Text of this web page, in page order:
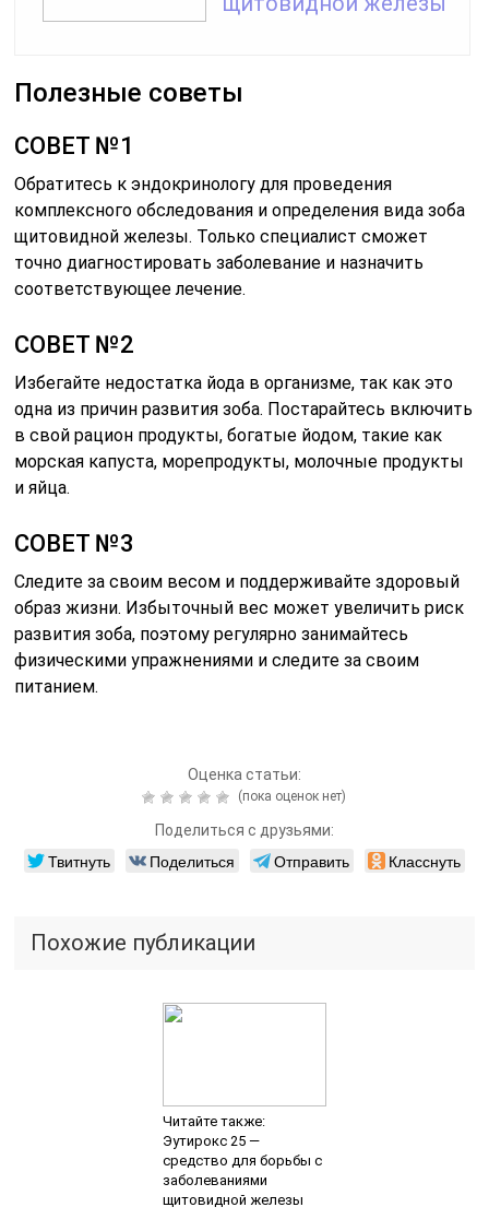
Полезные советы
СОВЕТ №1
Обратитесь к эндокринологу для проведения
комплексного обследования и определения вида зоба
щитовидной железы. Только специалист сможет
точно диагностировать заболевание и назначить
соответствующее лечение.
СОВЕТ №2
Избегайте недостатка йода в организме, так как это
одна из причин развития зоба. Постарайтесь включить
в свой рацион продукты, богатые йодом, такие как
морская капуста, морепродукты, молочные продукты
и яйца.
СОВЕТ №3
Следите за своим весом и поддерживайте здоровый
образ жизни. Избыточный вес может увеличить риск
развития зоба, поэтому регулярно занимайтесь
физическими упражнениями и следите за своим
питанием.
Оценка статьи:
(пока оценок нет)
Поделиться с друзьями:
Твитнуть Поделиться Отправить Класснуть
Похожие публикации
Читайте также:
Эутирокс 25 —
средство для борьбы с
заболеваниями
щитовидной железы